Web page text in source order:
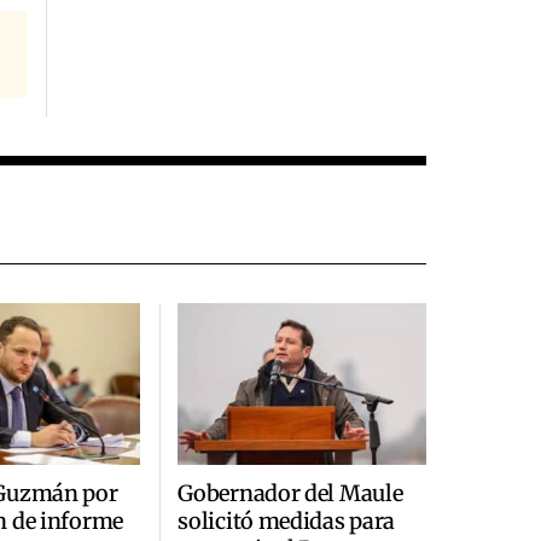
por
de informe
Gobernador del Maule
solicitó medidas para